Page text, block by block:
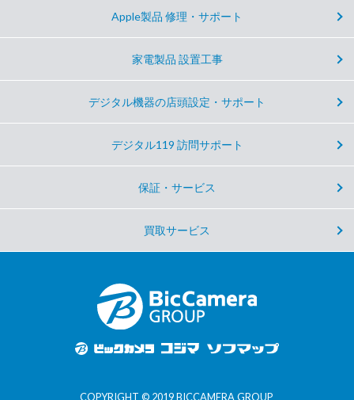
Apple製品 修理・サポート
家電製品 設置工事
デジタル機器の店頭設定・サポート
デジタル119 訪問サポート
保証・サービス
買取サービス
COPYRIGHT © 2019 BICCAMERA GROUP